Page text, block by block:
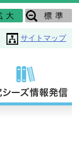
サイトマップ